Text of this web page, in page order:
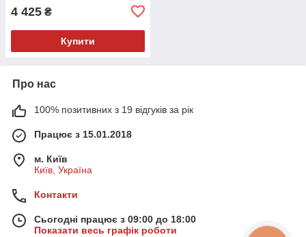
4 425 ₴
Купити
Про нас
100% позитивних з 19 відгуків за рік
Працює з 15.01.2018
м. Київ
Київ, Україна
Контакти
Сьогодні працює з 09:00 до 18:00
Показати весь графік роботи